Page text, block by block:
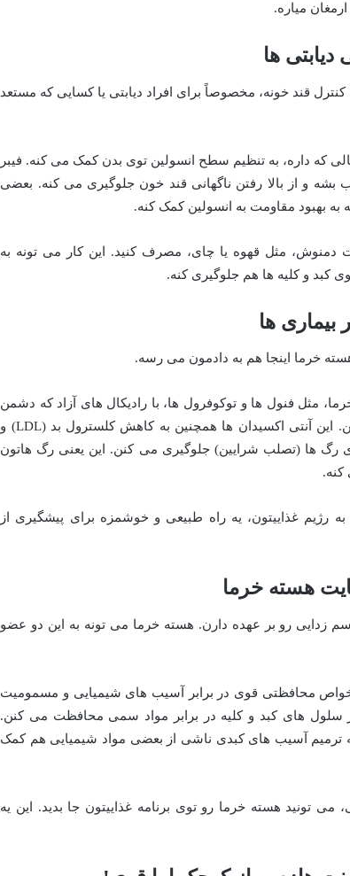
ارمغان میاره.
ها
قند خونه، مخصوصاً برای افراد دیابتی یا کسایی که مستعد
که داره، به تنظیم سطح انسولین توی بدن کمک می کنه. فیبر
و از بالا رفتن ناگهانی قند خون جلوگیری می کنه. بعضی
بهبود مقاومت به انسولین کمک کنه.
دمنوش، مثل قهوه یا چای، مصرف کنید. این کار می تونه به
کبد و کلیه ها هم جلوگیری کنه.
ها
خرما اینجا هم به دادمون می رسه.
مثل فنول ها و توکوفرول ها، با رادیکال های آزاد که دشمن
اصلی سلول های قلب و عروق هستن، مبارزه می کنن. این آنتی اکسیدان ها همچنین به کاهش کلسترول بد (LDL) و
رگ ها (تصلب شرایین) جلوگیری می کنن. این یعنی رگ هاتون
کنه.
رژیم غذاییتون، یه راه طبیعی و خوشمزه برای پیشگیری از
هسته خرما
زدایی رو بر عهده دارن. هسته خرما می تونه به این دو عضو
خواص محافظتی قوی در برابر آسیب های شیمیایی و مسمومیت
سلول های کبد و کلیه در برابر مواد سمی محافظت می کنن.
ترمیم آسیب های کبدی ناشی از بعضی مواد شیمیایی هم کمک
تونید هسته خرما رو توی برنامه غذاییتون جا بدید. این یه